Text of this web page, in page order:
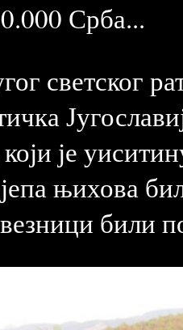
Срба...
светског
који је
њихова
били